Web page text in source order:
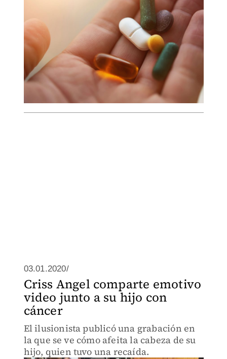
03.01.2020/
Criss Angel comparte emotivo
video junto a su hijo con
cáncer
El ilusionista publicó una grabación en
la que se ve cómo afeita la cabeza de su
hijo, quien tuvo una recaída.